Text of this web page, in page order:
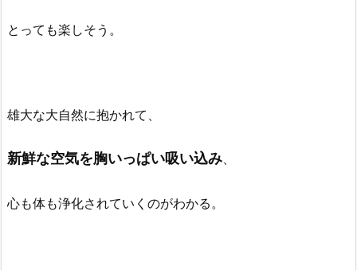
とっても楽しそう。
雄大な大自然に抱かれて、
新鮮な空気を胸いっぱい吸い込み、
心も体も浄化されていくのがわかる。